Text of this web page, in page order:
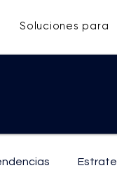
Soluciones para